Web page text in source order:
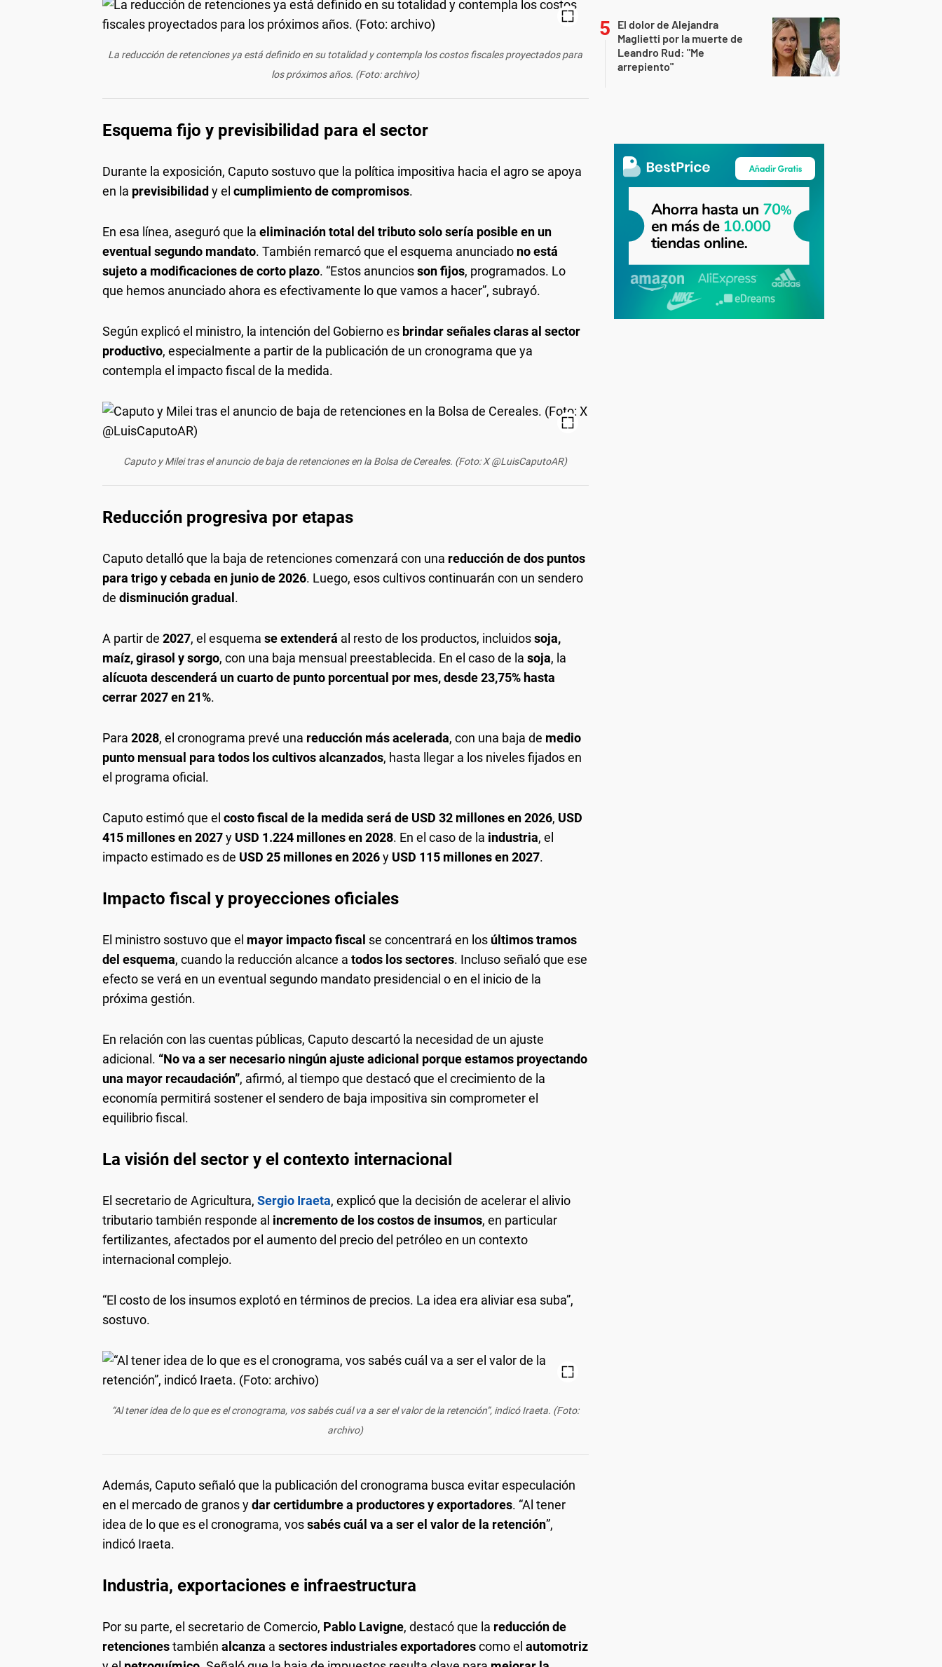
La reducción de retenciones ya está definido en su totalidad y contempla los costos fiscales proyectados para
los próximos años. (Foto: archivo)
Esquema fijo y previsibilidad para el sector
Durante la exposición, Caputo sostuvo que la política impositiva hacia el agro se apoya
en la previsibilidady el cumplimiento de compromisos.
En esa línea, aseguró que la eliminación total del tributo solo sería posible en un
eventual segundo mandato. También remarcó que el esquema anunciado no está
sujeto a modificaciones de corto plazo. “Estos anunciosson fijos, programados. Lo
que hemos anunciado ahora es efectivamente lo que vamos a hacer”, subrayó.
Según explicó el ministro, la intención del Gobierno es brindar señales claras al sector
productivo, especialmente a partir de la publicación de un cronograma que ya
contempla el impacto fiscal de la medida.
Caputo y Milei tras el anuncio de baja de retenciones en la Bolsa de Cereales. (Foto: X @LuisCaputoAR)
Reducción progresiva por etapas
Caputo detalló que la baja de retenciones comenzará con una reducción de dos puntos
para trigo y cebada en junio de 2026. Luego, esos cultivos continuarán con un sendero
de disminución gradual.
A partir de 2027, el esquema se extenderá al resto de los productos, incluidossoja,
maíz, girasol y sorgo, con una baja mensual preestablecida. En el caso de la soja, la
alícuota descenderá un cuarto de punto porcentual por mes, desde 23,75% hasta
cerrar 2027 en 21%.
Para 2028, el cronograma prevé una reducción más acelerada, con una baja de medio
punto mensual para todos los cultivos alcanzados, hasta llegar a los niveles fijados en
el programa oficial.
Caputo estimó que el costo fiscal de la medida será de USD 32 millones en 2026, USD
415 millones en 2027y USD 1.224 millones en 2028. En el caso de la industria, el
impacto estimado es de USD 25 millones en 2026y USD 115 millones en 2027.
Impacto fiscal y proyecciones oficiales
El ministro sostuvo que el mayor impacto fiscal se concentrará en los últimos tramos
del esquema, cuando la reducción alcance a todos los sectores. Incluso señaló que ese
efecto se verá en un eventual segundo mandato presidencial o en el inicio de la
próxima gestión.
En relación con las cuentas públicas, Caputo descartó la necesidad de un ajuste
adicional. “No va a ser necesario ningún ajuste adicional porque estamos proyectando
una mayor recaudación”, afirmó, al tiempo que destacó que el crecimiento de la
economía permitirá sostener el sendero de baja impositiva sin comprometer el
equilibrio fiscal.
La visión del sector y el contexto internacional
El secretario de Agricultura, Sergio Iraeta, explicó que la decisión de acelerar el alivio
tributario también responde al incremento de los costos de insumos, en particular
fertilizantes, afectados por el aumento del precio del petróleo en un contexto
internacional complejo.
“El costo de los insumos explotó en términos de precios. La idea era aliviar esa suba”,
sostuvo.
“Al tener idea de lo que es el cronograma, vos sabés cuál va a ser el valor de la retención”, indicó Iraeta. (Foto:
archivo)
Además, Caputo señaló que la publicación del cronograma busca evitar especulación
en el mercado de granos ydar certidumbre a productores y exportadores. “Al tener
idea de lo que es el cronograma, vossabés cuál va a ser el valor de la retención”,
indicó Iraeta.
Industria, exportaciones e infraestructura
Por su parte, el secretario de Comercio, Pablo Lavigne, destacó que la reducción de
retencionestambién alcanza a sectores industriales exportadorescomo el automotriz
El dolor de Alejandra
Maglietti por la muerte de
Leandro Rud: "Me
arrepiento"